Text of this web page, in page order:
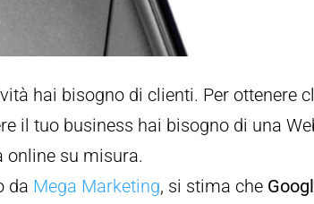
hai bisogno di clienti. Per ottenere
il tuo business hai bisogno di una
online su misura.
da Mega Marketing, si stima che